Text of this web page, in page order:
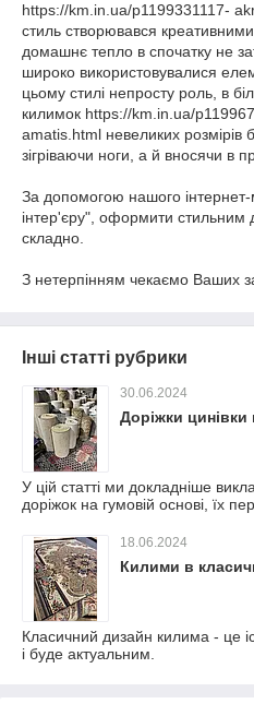
https://km.in.ua/p1199331117-
стиль створювався
домашнє тепло в спочатку не
широко використовувалися
цьому стилі непросту роль, в
килимок https://km.in.ua/
amatis.html невеликих розмірів
зігріваючи ноги, а й вносячи в
За допомогою нашого
інтер'єру", оформити
складно.
З нетерпінням чекаємо Ваших
Інші статті рубрики
30.06.2024
Доріжки цинівки
У цій статті ми докладніше
доріжок на гумовій основі, їх
18.06.2024
Килими в
Класичний дизайн килима - це
і буде актуальним.